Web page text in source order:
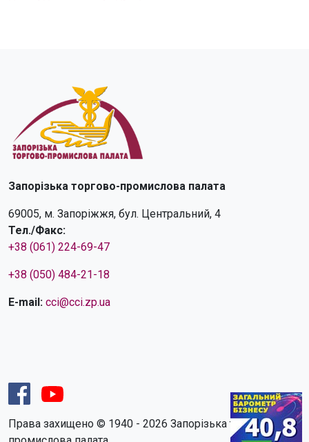
Запорізька торгово-промислова палата
69005, м. Запоріжжя, бул. Центральний, 4
Тел./Факс:
+38 (061) 224-69-47
+38 (050) 484-21-18
E-mail: cci@cci.zp.ua
Права захищено © 1940 - 2026 Запорізька торгово-